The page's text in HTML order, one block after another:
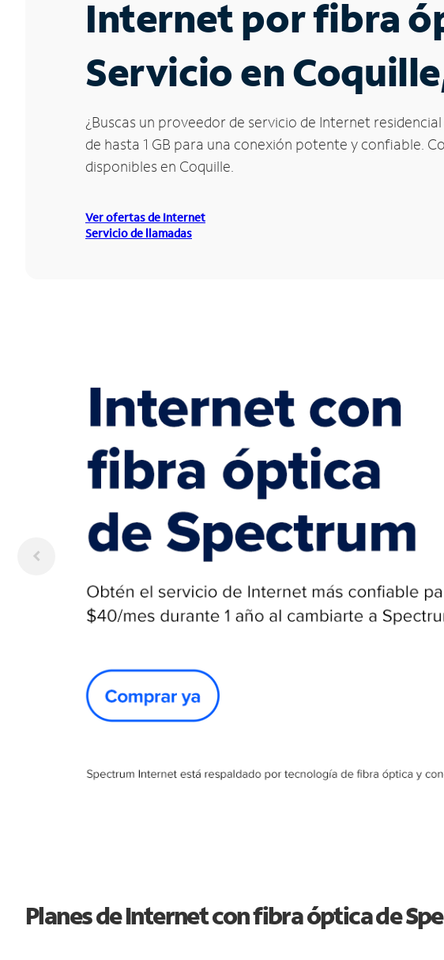
Internet por fibra
Servicio en
¿Buscas un proveedor de servicio de Internet
de hasta 1 GB para una conexión potente y confiable.
disponibles en Coquille.
Ver ofertas de Internet
Servicio de llamadas
Planes de Internet con fibra óptica de